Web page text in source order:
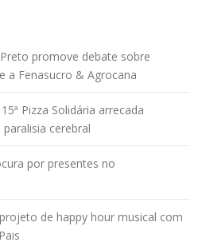
promove debate sobre
a Fenasucro & Agrocana
Pizza Solidária arrecada
cerebral
por presentes no
de happy hour musical com